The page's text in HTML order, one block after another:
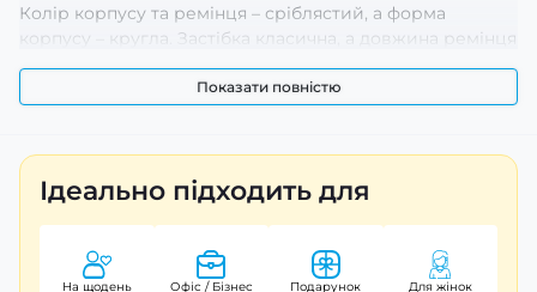
Колір корпусу та ремінця – сріблястий, а форма
корпусу – кругла. Застібка класична, а довжина ремінця
годинника - 70 г. Вироблено в Китаї.
Показати повністю
Ідеально підходить для
На щодень Офіс / Бізнес Подарунок Для жінок